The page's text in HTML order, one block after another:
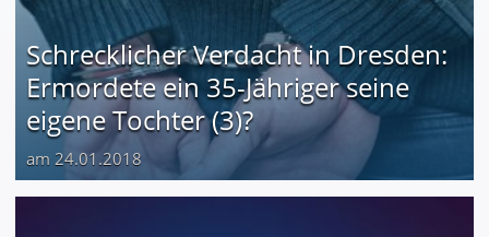
Schrecklicher Verdacht in Dresden:
Ermordete ein 35-Jähriger seine
eigene Tochter (3)?
am 24.01.2018